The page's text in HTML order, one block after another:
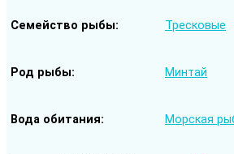
Семейство рыбы Тресковые
Род рыбы Минтай
Вода обитания Морская